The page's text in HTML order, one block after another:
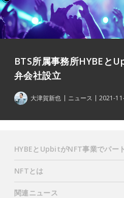
BTS所属事務所HYBEと
弁会社設立
大津賀新也 ニュース 2021-
HYBEとUpbitがNFT事業でパー
NFTとは
関連ニュース